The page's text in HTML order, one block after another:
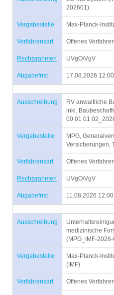
202601)
Vergabestelle Max-Planck-
Verfahrensart Offenes Verfahren
Rechtsrahmen UVgO/VgV
Abgabefrist 17.08.2026 12:00
Ausschreibung
RV anwaltliche
inkl.
00 01 01
Vergabestelle
MPG,
Versicherungen,
Verfahrensart Offenes Verfahren
Rechtsrahmen UVgO/VgV
Abgabefrist 11.08.2026 12:00
Ausschreibung
medizinische
(MPG_IMF-
Vergabestelle
Max-Planck-
(IMF)
Verfahrensart Offenes Verfahren